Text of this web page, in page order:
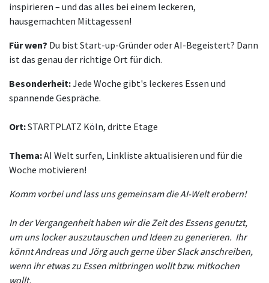
inspirieren – und das alles bei einem leckeren,
hausgemachten Mittagessen!
Für wen? Du bist Start-up-Gründer oder AI-Begeistert? Dann
ist das genau der richtige Ort für dich.
Besonderheit:Jede Woche gibt's leckeres Essen und
spannende Gespräche.
Ort:STARTPLATZ Köln, dritte Etage
Thema:AI Welt surfen, Linkliste aktualisieren und für die
Woche motivieren!
Komm vorbei und lass uns gemeinsam die AI-Welt erobern!
In der Vergangenheit haben wir die Zeit des Essens genutzt,
um uns locker auszutauschen und Ideen zu generieren. Ihr
könnt Andreas und Jörg auch gerne über Slack anschreiben,
wenn ihr etwas zu Essen mitbringen wollt bzw. mitkochen
wollt.